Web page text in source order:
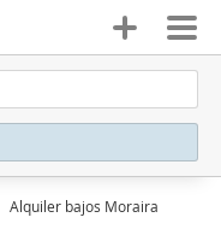
Alquiler bajos Moraira